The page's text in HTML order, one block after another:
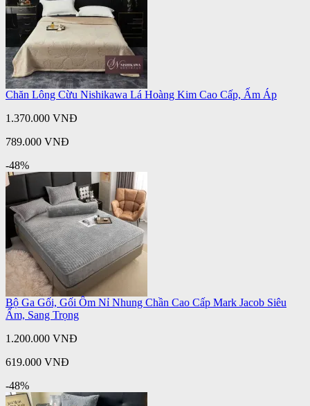
Chăn Lông Cừu Nishikawa Lá Hoàng Kim Cao Cấp, Ấm Áp
1.370.000 VNĐ
789.000 VNĐ
-48%
Bộ Ga Gối, Gối Ôm Nỉ Nhung Chần Cao Cấp Mark Jacob Siêu
Ấm, Sang Trọng
1.200.000 VNĐ
619.000 VNĐ
-48%